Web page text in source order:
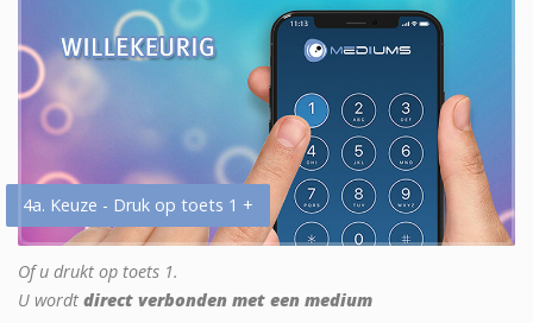
4a. Keuze - Druk op toets 1 +
Of u drukt op toets 1.
U wordt direct verbonden met een medium